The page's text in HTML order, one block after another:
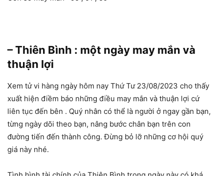
– Thiên Bình : một ngày may mắn và
thuận lợi
Xem tử vi hàng ngày hôm nay Thứ Tư 23/08/2023 cho thấy
xuất hiện điềm báo những điều may mắn và thuận lợi cứ
liên tục đến bên . Quý nhân có thể là người ở ngay gần bạn,
từng ngày dõi theo bạn, nâng bước chân bạn trên con
đường tiến đến thành công. Đừng bỏ lỡ những cơ hội quý
giá này nhé.